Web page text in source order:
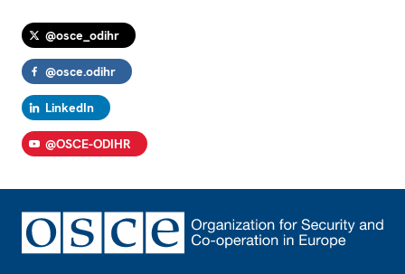
@osce_odihr
@osce.odihr
LinkedIn
@OSCE-ODIHR